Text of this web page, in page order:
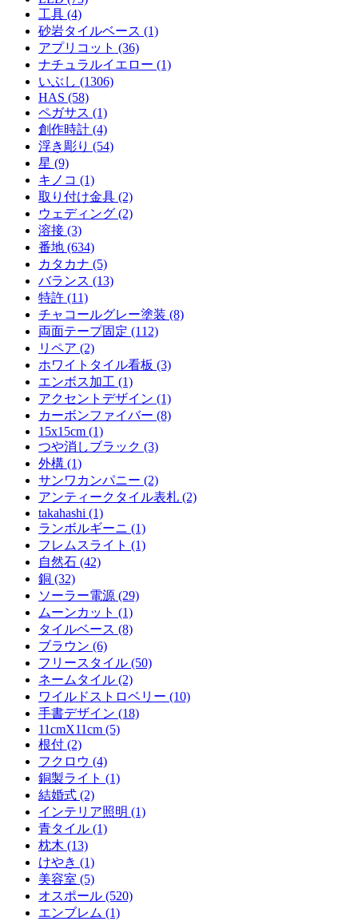
工具 (4)
砂岩タイルベース (1)
アプリコット (36)
ナチュラルイエロー (1)
いぶし (1306)
HAS (58)
ペガサス (1)
創作時計 (4)
浮き彫り (54)
星 (9)
キノコ (1)
取り付け金具 (2)
ウェディング (2)
溶接 (3)
番地 (634)
カタカナ (5)
バランス (13)
特許 (11)
チャコールグレー塗装 (8)
両面テープ固定 (112)
リペア (2)
ホワイトタイル看板 (3)
エンボス加工 (1)
アクセントデザイン (1)
カーボンファイバー (8)
15x15cm (1)
つや消しブラック (3)
外構 (1)
サンワカンパニー (2)
アンティークタイル表札 (2)
takahashi (1)
ランボルギーニ (1)
フレムスライト (1)
自然石 (42)
銅 (32)
ソーラー電源 (29)
ムーンカット (1)
タイルベース (8)
ブラウン (6)
フリースタイル (50)
ネームタイル (2)
ワイルドストロベリー (10)
手書デザイン (18)
11cmX11cm (5)
根付 (2)
フクロウ (4)
銅製ライト (1)
結婚式 (2)
インテリア照明 (1)
青タイル (1)
枕木 (13)
けやき (1)
美容室 (5)
オスポール (520)
エンブレム (1)